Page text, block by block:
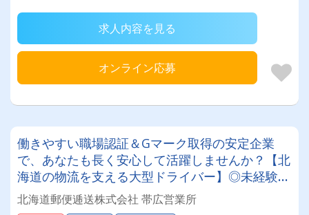
求人内容を見る
オンライン応募
働きやすい職場認証＆Gマーク取得の安定企業
で、あなたも長く安心して活躍しませんか？【北
海道の物流を支える大型ドライバー】◎未経験歓
迎◎残業月平均8～9時間◎賞与年3回（昨年度実
績：計4.05ヶ月分）◎カゴ台車メイン
北海道郵便逓送株式会社 帯広営業所